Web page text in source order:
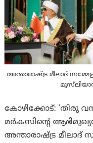
അന്താരാഷ്ട്ര മീലാദ്
കോഴിക്കോട്: ‘തിരു
മർകസിന്റെ
അന്താരാഷ്ട്ര മീലാദ്